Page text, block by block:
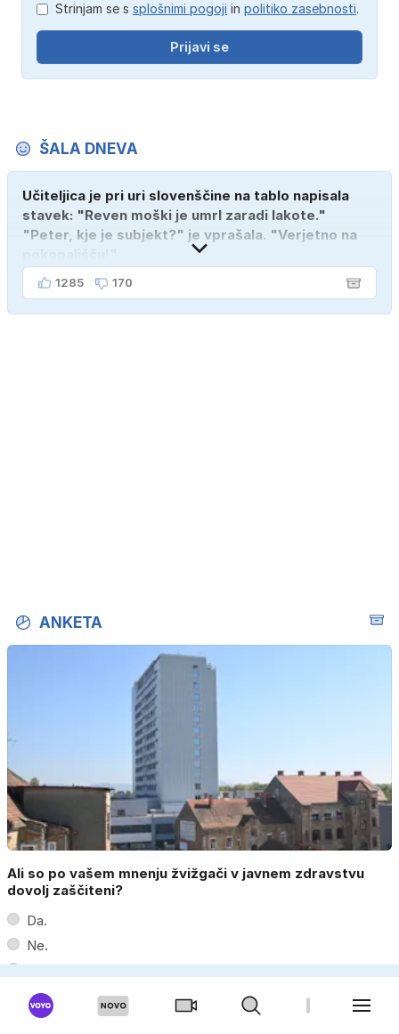
Strinjam se s splošnimi pogoji in politiko zasebnosti.
Prijavi se
ŠALA DNEVA
Učiteljica je pri uri slovenščine na tablo napisala
stavek: "Reven moški je umrl zaradi lakote."
"Peter, kje je subjekt?" je vprašala. "Verjetno na
1285 170
ANKETA
Ali so po vašem mnenju žvižgači v javnem zdravstvu
dovolj zaščiteni?
Da.
Ne.
Le v posameznih primerih.
Ne vem.